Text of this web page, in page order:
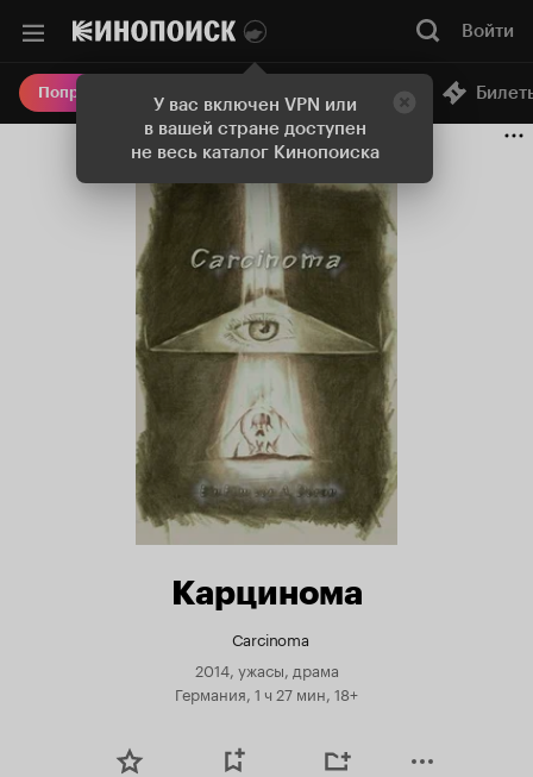
У вас включен VPN или
в вашей стране доступен
не весь каталог Кинопоиска
Войти
Попробовать Плюс Онлайн-кинотеатр
Карцинома
Carcinoma
2014, ужасы, драма
Германия, 1 ч 27 мин, 18+